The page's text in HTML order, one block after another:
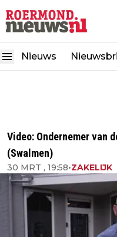
Nieuws
Video: Ondernemer van
(Swalmen)
30 MRT , 19:58•ZAKELIJK